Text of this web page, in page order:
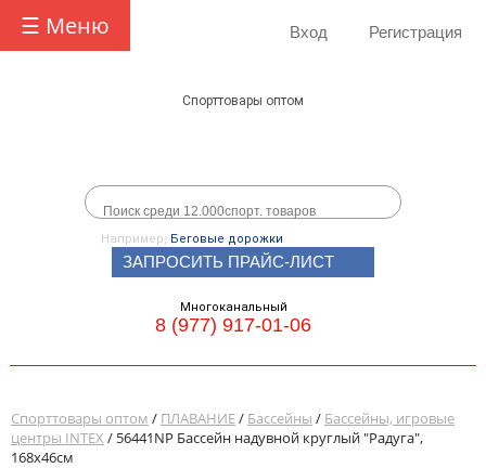
☰ Меню Вход Регистрация
Спорттовары оптом
Например, Беговые дорожки
ЗАПРОСИТЬ ПРАЙС-ЛИСТ
Многоканальный
8 (977) 917-01-06
Спорттовары оптом / ПЛАВАНИЕ/ Бассейны / Бассейны, игровые
центры INTEX / 56441NP Бассейн надувной круглый "Радуга",
168х46см